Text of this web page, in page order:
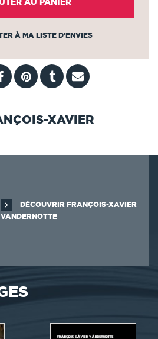
AU PANIER
À MA LISTE D'ENVIES
XAVIER
DÉCOUVRIR FRANÇOIS-XAVIER
VANDERNOTTE